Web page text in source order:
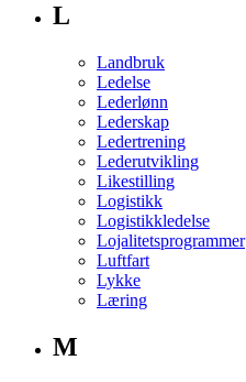
L
Landbruk
Ledelse
Lederlønn
Lederskap
Ledertrening
Lederutvikling
Likestilling
Logistikk
Logistikkledelse
Lojalitetsprogrammer
Luftfart
Lykke
Læring
M